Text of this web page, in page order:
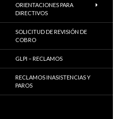
ORIENTACIONES PARA
DIRECTIVOS
SOLICITUD DE REVISIÓN DE
COBRO
GLPI – RECLAMOS
RECLAMOS INASISTENCIAS Y
PAROS